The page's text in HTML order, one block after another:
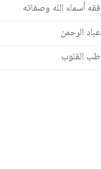
فقه أسماء الله وصفاته
عباد الرحمن
طب القلوب